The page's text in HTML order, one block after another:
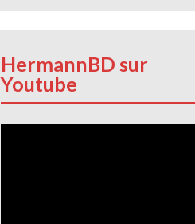
HermannBD sur
Youtube